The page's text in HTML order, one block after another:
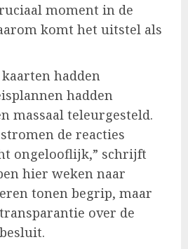
moment in de
komt het uitstel als
hadden
hadden
massaal teleurgesteld.
de reacties
ongelooflijk,” schrijft
hier weken naar
tonen begrip, maar
over de